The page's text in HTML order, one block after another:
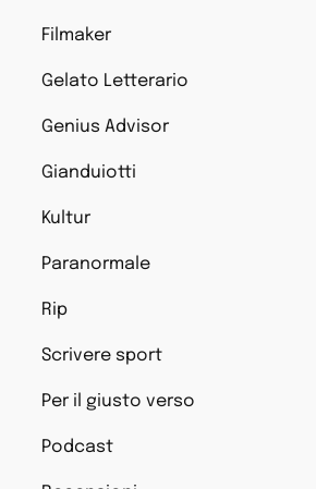
Filmaker
Gelato Letterario
Genius Advisor
Gianduiotti
Kultur
Paranormale
Rip
Scrivere sport
Per il giusto verso
Podcast